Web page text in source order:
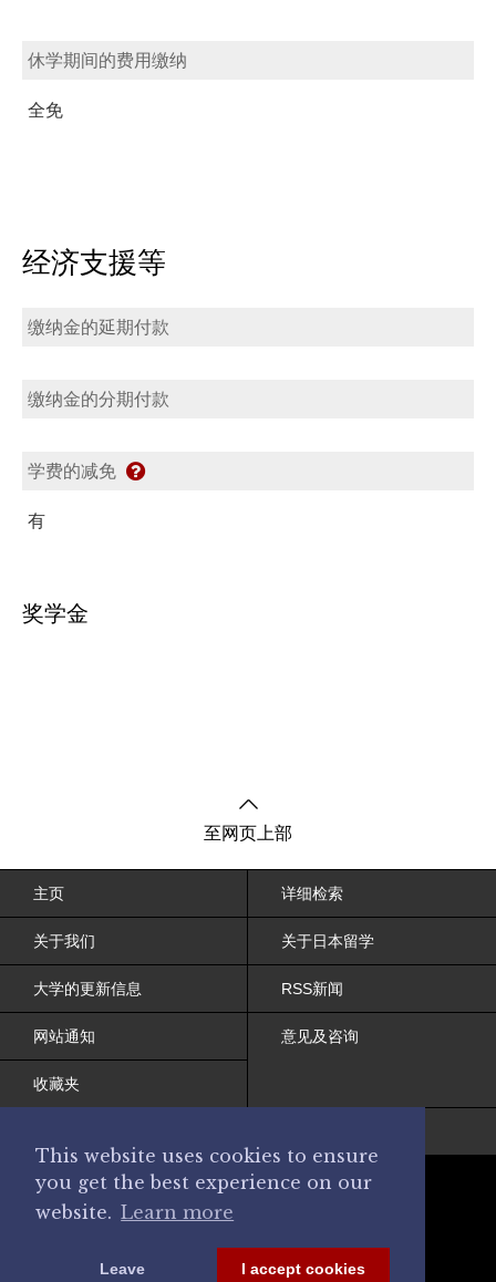
This website uses cookies to ensure
you get the best experience on our
website. Learn more
Leave I accept cookies
休学期间的费用缴纳
全免
经济支援等
缴纳金的延期付款
缴纳金的分期付款
学费的减免
有
奖学金
至网页上部
主页 详细检索
关于我们 关于日本留学
大学的更新信息 RSS新闻
网站通知 意见及咨询
收藏夹
© 2017 Japanese College and University